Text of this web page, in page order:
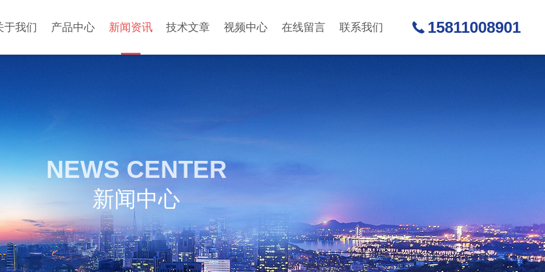
于我们 产品中心 新闻资讯 技术文章 视频中心 在线留言 联系我们 15811008901
NEWS CENTER
新闻中心